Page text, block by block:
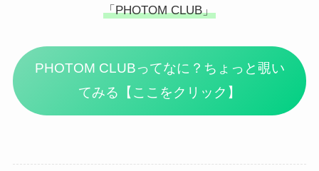
「PHOTOM CLUB」
PHOTOM CLUBってなに？ちょっと覗い
てみる【ここをクリック】